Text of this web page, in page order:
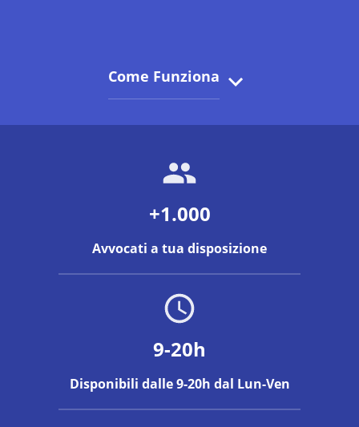
Come Funziona
+1.000
Avvocati a tua disposizione
9-20h
Disponibili dalle 9-20h dal Lun-Ven